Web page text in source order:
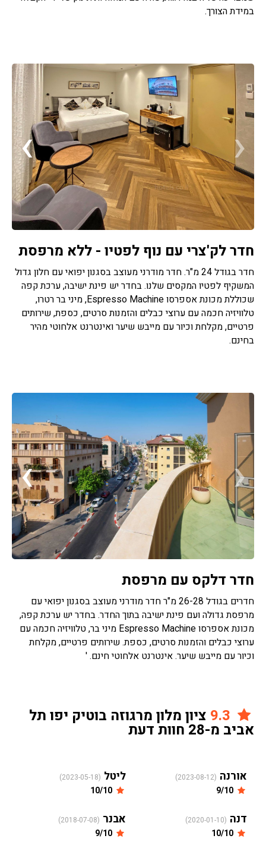
במידת הצורך.
‹
›
חדר לק'צרי עם נוף לפטיו - ללא מרפסת
חדר בגודל 24 מ"ר. חדר מודרני מעוצב בסגנון יפואי עם חלון גדול
המשקיף לפטיו המקסים שלנו. בחדר יש פינת ישיבה, ערכת קפה
שכוללת מכונת אספרסו Espresso Machine, מיני בר רטרו,
טלוויזיה חכמה עם ערוצי כבלים והזמנות סרטים, כספת, שירותים
פרטיים, מקלחת וכיור עם מייבש שיער ואינטרנט אלחוטי מהיר
בחינם.
‹
›
חדר דלקס עם מרפסת
חדרים בגודל 26-28 מ"ר חדר מודרני מעוצב בסגנון יפואי עם
מרפסת גדולה ועם פינת ישיבה בתוך החדר. בחדר יש ערכת קפה,
מכונת אספרסו Espresso Machine מיני בר, טלוויזיה חכמה עם
ערוצי כבלים והזמנות סרטים, כספת. שירותים פרטיים, מקלחת
וכיור עם מייבש שיער. אינטרנט אלחוטי חינם. '
ציון מלון מרגוזה בוטיק יפו תל
אביב מ-28 חוות דעת
אורנה (2023-08-12) ליטל (2023-05-18)
דנה (2020-01-10) אבנר (2018-07-08)